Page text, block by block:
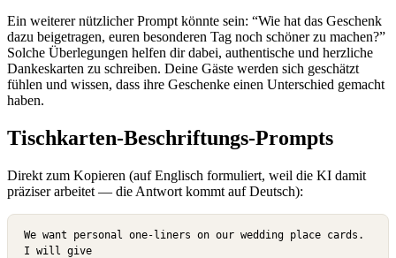
Ein weiterer nützlicher Prompt könnte sein: “Wie hat das Geschenk
dazu beigetragen, euren besonderen Tag noch schöner zu machen?”
Solche Überlegungen helfen dir dabei, authentische und herzliche
Dankeskarten zu schreiben. Deine Gäste werden sich geschätzt
fühlen und wissen, dass ihre Geschenke einen Unterschied gemacht
haben.
Tischkarten-Beschriftungs-Prompts
Direkt zum Kopieren (auf Englisch formuliert, weil die KI damit
präziser arbeitet — die Antwort kommt auf Deutsch):
We want personal one-liners on our wedding place cards.
I will give